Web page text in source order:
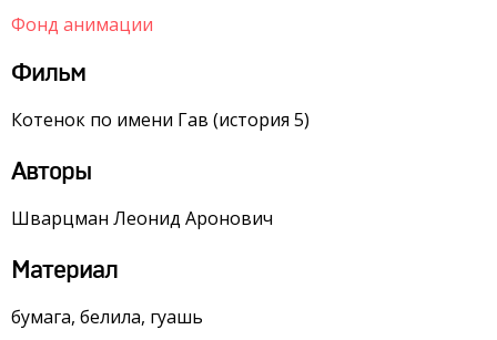
Фонд анимации
Фильм
Котенок по имени Гав (история 5)
Авторы
Шварцман Леонид Аронович
Материал
бумага, белила, гуашь